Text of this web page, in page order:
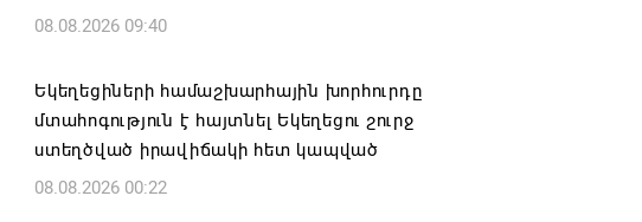
08.08.2026 09:40
Եկեղեցիների համաշխարհային խորհուրդը
մտահոգություն է հայտնել Եկեղեցու շուրջ
ստեղծված իրավիճակի հետ կապված
08.08.2026 00:22